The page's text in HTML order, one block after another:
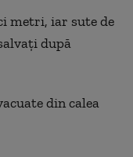
metri, iar sute de
după
din calea